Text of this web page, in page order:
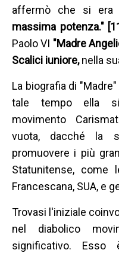
affermò che si era
massima potenza."
Paolo VI "Madre
Scalici iuniore,nella
La biografia di
tale tempo ella si
movimento
vuota, dacché la
promuovere i più
Statunitense, come
Francescana, SUA, e
Trovasi l'iniziale
nel diabolico
significativo. Esso